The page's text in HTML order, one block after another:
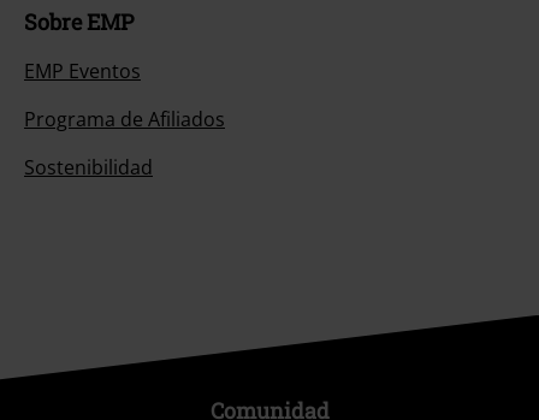
Sobre EMP
EMP Eventos
Programa de Afiliados
Sostenibilidad
Comunidad